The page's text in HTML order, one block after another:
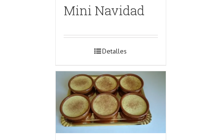
Mini Navidad
Detalles